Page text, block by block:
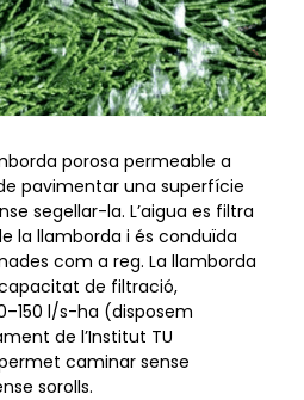
porosa permeable a
pavimentar una superfície
segellar-la. L’aigua es filtra
la llamborda i és conduïda
com a reg. La llamborda
de filtració,
l/s-ha (disposem
de l’Institut TU
caminar sense
sorolls.